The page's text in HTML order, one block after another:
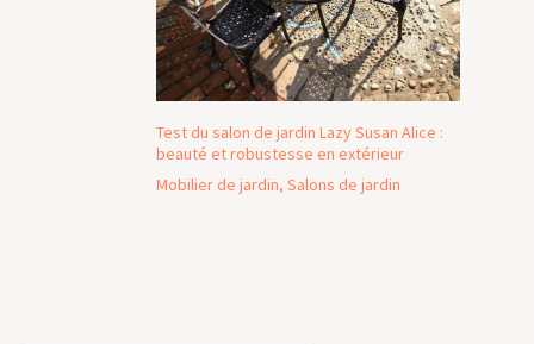
Test du salon de jardin Lazy Susan Alice :
beauté et robustesse en extérieur
Mobilier de jardin, Salons de jardin